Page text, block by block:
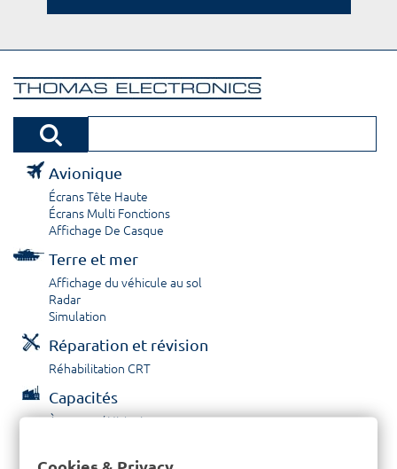
Avionique
Écrans Tête Haute
Écrans Multi Fonctions
Affichage De Casque
Terre et mer
Affichage du véhicule au sol
Radar
Simulation
Réparation et révision
Réhabilitation CRT
Capacités
À propos / Historique